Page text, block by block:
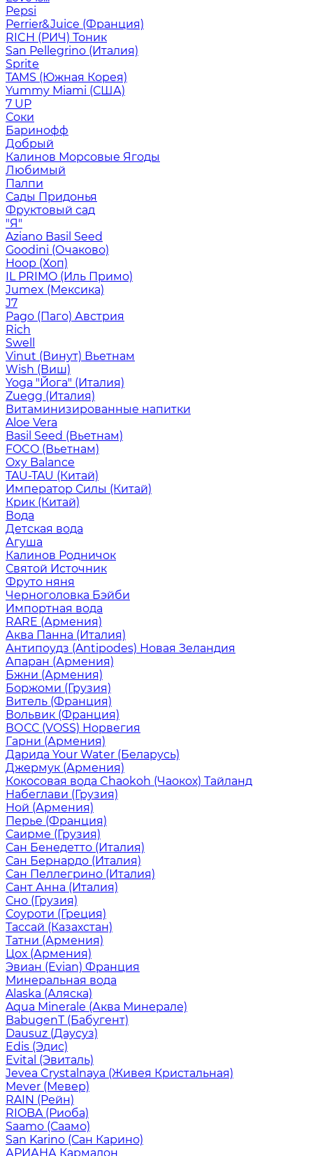
Pepsi
Perrier&Juice (Франция)
RICH (РИЧ) Тоник
San Pellegrino (Италия)
Sprite
TAMS (Южная Корея)
Yummy Miami (США)
7 UP
Соки
Баринофф
Добрый
Калинов Морсовые Ягоды
Любимый
Палпи
Сады Придонья
Фруктовый сад
"Я"
Aziano Basil Seed
Goodini (Очаково)
Hoop (Хоп)
IL PRIMO (Иль Примо)
Jumex (Мексика)
J7
Pago (Паго) Австрия
Rich
Swell
Vinut (Винут) Вьетнам
Wish (Виш)
Yoga "Йога" (Италия)
Zuegg (Италия)
Витаминизированные напитки
Aloe Vera
Basil Seed (Вьетнам)
FOCO (Вьетнам)
Oxy Balance
TAU-TAU (Китай)
Император Силы (Китай)
Крик (Китай)
Вода
Детская вода
Агуша
Калинов Родничок
Святой Источник
Фруто няня
Черноголовка Бэйби
Импортная вода
RARE (Армения)
Аква Панна (Италия)
Антипоудз (Antipodes) Новая Зеландия
Апаран (Армения)
Бжни (Армения)
Боржоми (Грузия)
Витель (Франция)
Вольвик (Франция)
ВОСС (VOSS) Норвегия
Гарни (Армения)
Дарида Your Water (Беларусь)
Джермук (Армения)
Кокосовая вода Chaokoh (Чаокох) Тайланд
Набеглави (Грузия)
Ной (Армения)
Перье (Франция)
Саирме (Грузия)
Сан Бенедетто (Италия)
Сан Бернардо (Италия)
Сан Пеллегрино (Италия)
Сант Анна (Италия)
Сно (Грузия)
Соуроти (Греция)
Тассай (Казахстан)
Татни (Армения)
Цох (Армения)
Эвиан (Evian) Франция
Минеральная вода
Alaska (Аляска)
Aqua Minerale (Аква Минерале)
BabugenT (Бабугент)
Dausuz (Даусуз)
Edis (Эдис)
Evital (Эвиталь)
Jevea Crystalnaya (Живея Кристальная)
Mever (Мевер)
RAIN (Рейн)
RIOBA (Риоба)
Saamo (Саамо)
San Karino (Сан Карино)
АРИАНА Кармадон